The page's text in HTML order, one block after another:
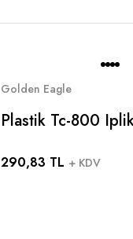
Golden Eagle
Plastik Tc-800
290,83 TL + KDV